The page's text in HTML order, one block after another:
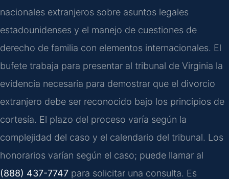
nacionales extranjeros sobre asuntos legales
estadounidenses y el manejo de cuestiones de
derecho de familia con elementos internacionales. El
bufete trabaja para presentar al tribunal de Virginia la
evidencia necesaria para demostrar que el divorcio
extranjero debe ser reconocido bajo los principios de
cortesía. El plazo del proceso varía según la
complejidad del caso y el calendario del tribunal. Los
honorarios varían según el caso; puede llamar al
(888) 437-7747 para solicitar una consulta. Es